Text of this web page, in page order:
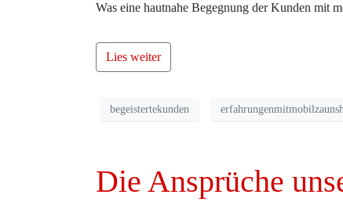
Was eine hautnahe Begegnung der Kunden mit
Lies weiter
begeistertekunden
Die Ansprüche